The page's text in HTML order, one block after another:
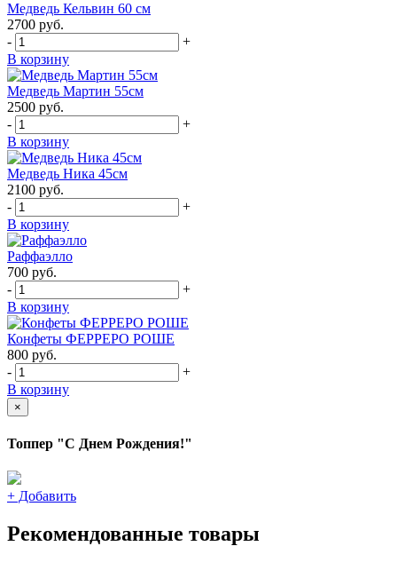
Медведь Кельвин 60 см
2700 руб.
-
+
В корзину
Медведь Мартин 55см
2500 руб.
-
+
В корзину
Медведь Ника 45см
2100 руб.
-
+
В корзину
Раффаэлло
700 руб.
-
+
В корзину
Конфеты ФЕРРЕРО РОШЕ
800 руб.
-
+
В корзину
×
Топпер "С Днем Рождения!"
+ Добавить
Рекомендованные товары